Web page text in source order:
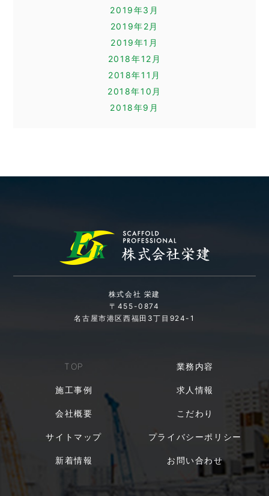
2019年3月
2019年2月
2019年1月
2018年12月
2018年11月
2018年10月
2018年9月
株式会社 栄建
〒455-0874
名古屋市港区西福田3丁目924-1
TOP 業務内容
施工事例 求人情報
会社概要 こだわり
サイトマップ プライバシーポリシー
新着情報 お問い合わせ